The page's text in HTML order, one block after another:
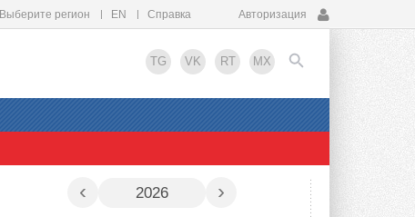
Выберите регион EN Справка Авторизация
TG VK RT MX
EN
‹ 2026 ›